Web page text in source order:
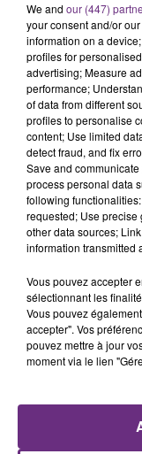
7 août 2026
LA CENTRALE
TOUJOURS À
Cela fait déjà
nucléaire
justifiée par la
présente.
7 août 2026
LE MAGASIN
SES PORTES
rémois. Le
fermer ses
TITRES
We and our (447)
your consent and/or
information on a
profiles for
advertising; Measure
performance;
of data from different
profiles to personalise
content; Use limited
detect fraud, and fix
Save and
process personal data
following
requested; Use
other data sources;
information transmitted
Vous pouvez accepter
sélectionnant les
Vous pouvez
accepter". Vos
pouvez mettre à jour
moment via le lien